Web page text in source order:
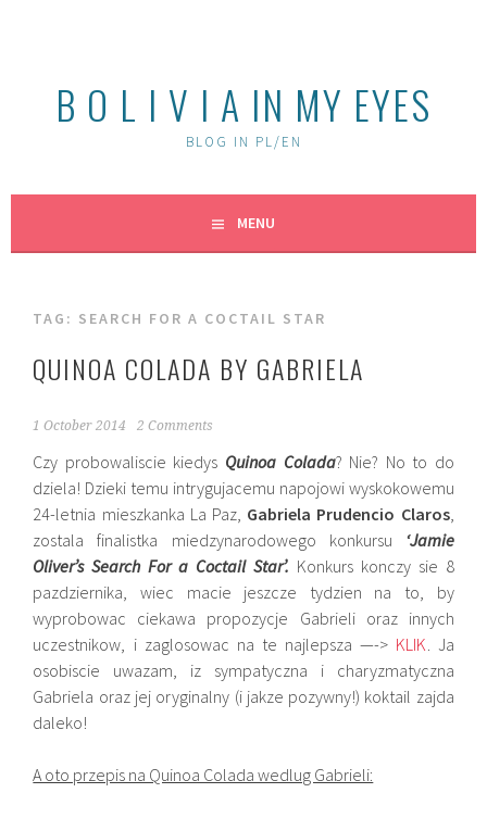
B O L I V I A IN MY EYES
BLOG IN PL/EN
MENU
TAG: SEARCH FOR A COCTAIL STAR
QUINOA COLADA BY GABRIELA
1 October 2014 2 Comments
Czy probowaliscie kiedys Quinoa Colada? Nie? No to do
dziela! Dzieki temu intrygujacemu napojowi wyskokowemu
24-letnia mieszkanka La Paz, Gabriela Prudencio Claros,
zostala finalistka miedzynarodowego konkursu ‘Jamie
Oliver’s Search For a Coctail Star’. Konkurs konczy sie 8
pazdziernika, wiec macie jeszcze tydzien na to, by
wyprobowac ciekawa propozycje Gabrieli oraz innych
uczestnikow, i zaglosowac na te najlepsza —-> KLIK. Ja
osobiscie uwazam, iz sympatyczna i charyzmatyczna
Gabriela oraz jej oryginalny (i jakze pozywny!) koktail zajda
daleko!
A oto przepis na Quinoa Colada wedlug Gabrieli: